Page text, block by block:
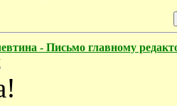
- Письмо главному